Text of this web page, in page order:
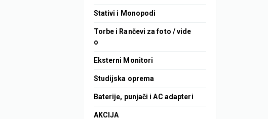
Stativi i Monopodi
Torbe i Rančevi za foto / vide
o
Eksterni Monitori
Studijska oprema
Baterije, punjači i AC adapteri
AKCIJA